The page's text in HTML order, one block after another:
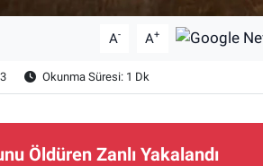
A- A+
Okunma Süresi: 1 Dk
Öldüren Zanlı Yakalandı